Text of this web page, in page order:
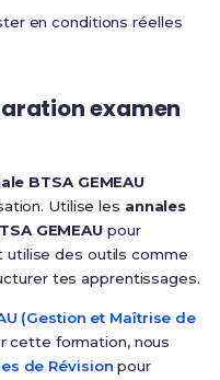
en conditions réelles
examen
BTSA GEMEAU
Utilise les annales
GEMEAU pour
utilise des outils comme
tes apprentissages.
(Gestion et Maîtrise de
cette formation, nous
de Révision pour